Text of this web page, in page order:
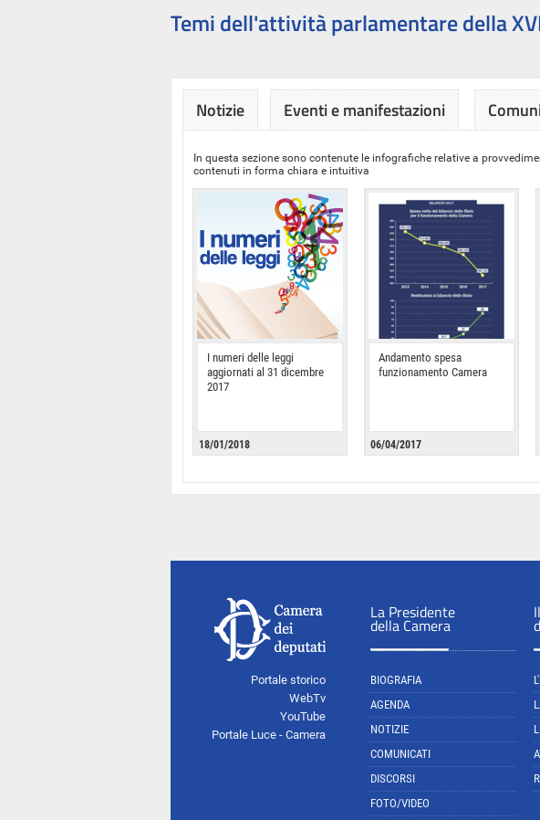
Temi dell'attività parlamentare della
Notizie Eventi e manifestazioni
In questa sezione sono contenute le infografiche relative a
contenuti in forma chiara e intuitiva
I numeri delle leggi
aggiornati al 31 dicembre
2017
18/01/2018
Andamento spesa
funzionamento Camera
06/04/2017
Portale storico
WebTv
YouTube
Portale Luce - Camera
La Presidente
della Camera
BIOGRAFIA
AGENDA
NOTIZIE
COMUNICATI
DISCORSI
FOTO/VIDEO